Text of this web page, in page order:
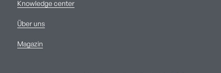
Knowledge center
Über uns
Magazin